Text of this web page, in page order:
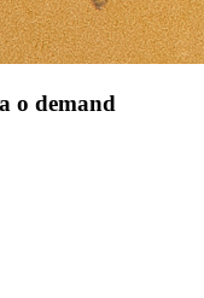
o demand